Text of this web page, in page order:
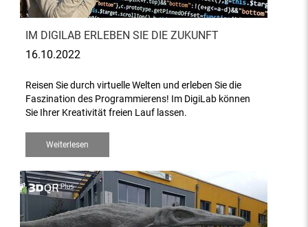
IM DIGILAB ERLEBEN SIE DIE ZUKUNFT
16.10.2022
Reisen Sie durch virtuelle Welten und erleben Sie die
Faszination des Programmierens! Im DigiLab können
Sie Ihrer Kreativität freien Lauf lassen.
Weiterlesen